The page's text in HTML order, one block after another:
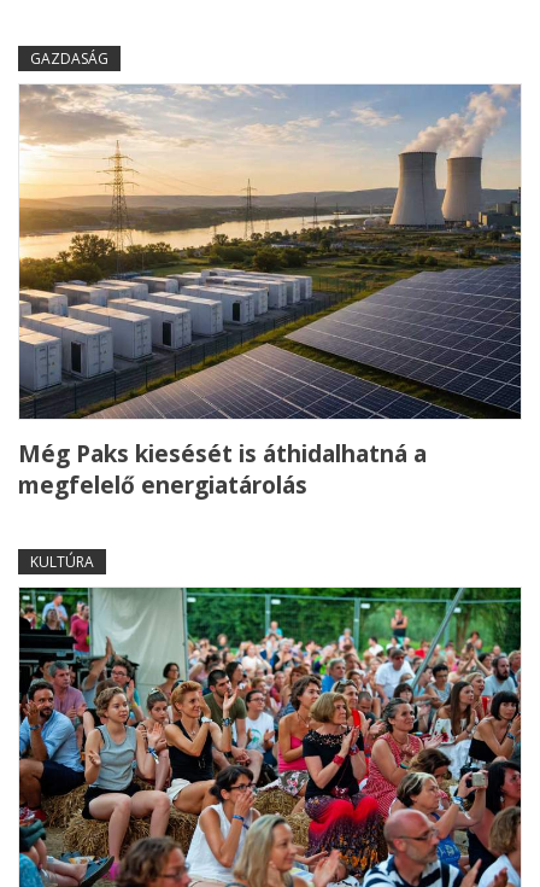
GAZDASÁG
Még Paks kiesését is áthidalhatná a
megfelelő energiatárolás
KULTÚRA